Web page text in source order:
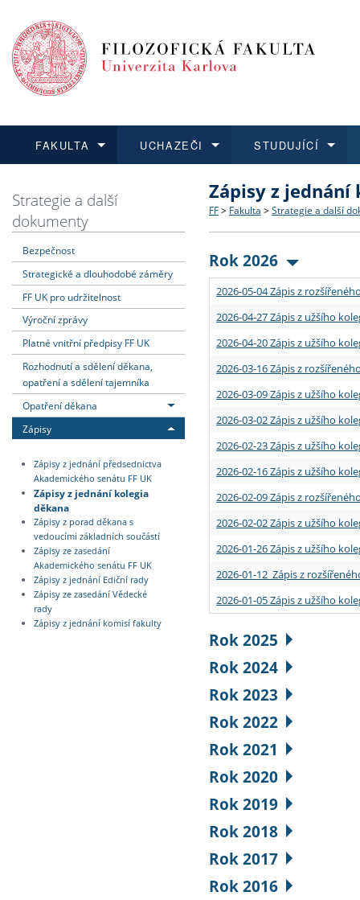
FAKULTA
Dozvědět se více
Struktura a historie
Strategie a další
Podpora a benefity pro
Absolventi fakulty
UCHAZEČI
Podat přihlášku
Co studovat a jak se
Učitelské studijní
Informace k průběhu
STUDUJÍCÍ
Dozvědět se více
Bakalářské a magisterské
Doktorské studium
Rigorózní řízení
Dozvědět se více
O vědě a výzkumu na FF
Akademické kvalifikace
Granty a projekty
Dozvědět se více
Aktuální nabídky a
Vyjíždějící studenti
Přijíždějící studenti
Vyjíždějící zaměstnanci
Strategie a další
dokumenty
Bezpečnost
Strategické a dlouhodobé záměry
FF UK pro udržitelnost
Výroční zprávy
Platné vnitřní předpisy FF UK
Rozhodnutí a sdělení děkana,
opatření a sdělení tajemníka
Opatření děkana
Zápisy
Zápisy z jednání předsednictva
Akademického senátu FF UK
Zápisy z jednání kolegia
děkana
Zápisy z porad děkana s
vedoucími základních součástí
Zápisy ze zasedání
Akademického senátu FF UK
Zápisy z jednání Ediční rady
Zápisy ze zasedání Vědecké
rady
Zápisy z jednání komisí fakulty
Zápisy z jednání
FF > Fakulta > Strategie a další
Rok 2026
2026-05-04 Zápis z
2026-04-27 Zápis z užšího
2026-04-20 Zápis z užšího
2026-03-16 Zápis z
2026-03-09 Zápis z užšího
2026-03-02 Zápis z užšího
2026-02-23 Zápis z užšího
2026-02-16 Zápis z užšího
2026-02-09 Zápis z
2026-02-02 Zápis z užšího
2026-01-26 Zápis z užšího
2026-01-12 Zápis z
2026-01-05 Zápis z užšího
Rok 2025
Rok 2024
Rok 2023
Rok 2022
Rok 2021
Rok 2020
Rok 2019
Rok 2018
Rok 2017
Rok 2016